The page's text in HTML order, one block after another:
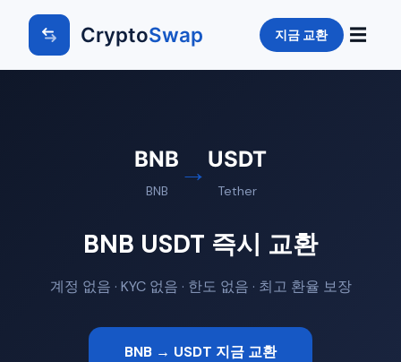
CryptoSwap 지금 교환 ☰
BNB
BNB
→ USDT
Tether
BNB USDT 즉시 교환
계정 없음 · KYC 없음 · 한도 없음 · 최고 환율 보장
BNB → USDT 지금 교환